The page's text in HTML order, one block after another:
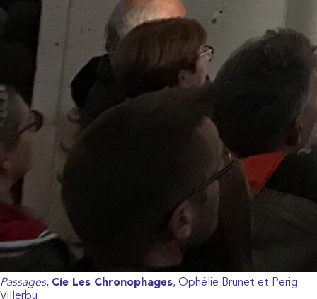
Passages, Cie Les Chronophages, Ophélie Brunet et Perig
Villerbu